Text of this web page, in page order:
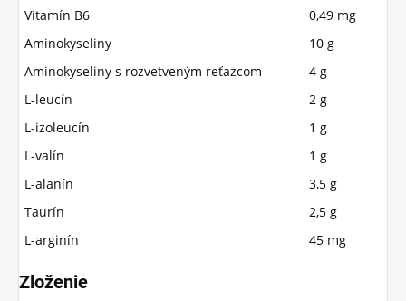
Vitamín B6
0,49 mg
Aminokyseliny
10 g
Aminokyseliny s rozvetveným reťazcom
4 g
L-leucín
2 g
L-izoleucín
1 g
L-valín
1 g
L-alanín
3,5 g
Taurín
2,5 g
L-arginín
45 mg
Zloženie